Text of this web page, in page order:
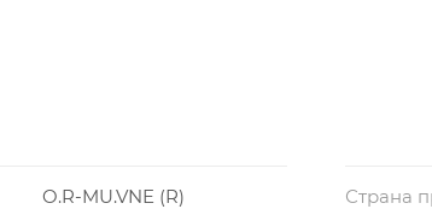
O.R-MU.VNE (R) Страна